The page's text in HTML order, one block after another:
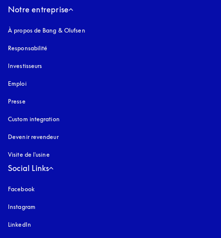
Notre entreprise
À propos de Bang & Olufsen
Responsabilité
Investisseurs
Emploi
Presse
Custom integration
Devenir revendeur
Visite de l'usine
Social Links
Facebook
Instagram
LinkedIn